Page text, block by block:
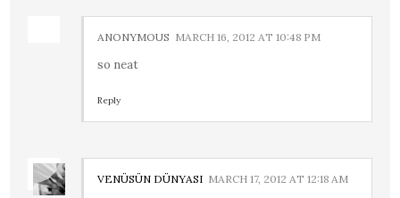
ANONYMOUS MARCH 16, 2012 AT 10:48 PM
so neat
Reply
VENÜSÜN DÜNYASI MARCH 17, 2012 AT 12:18 AM